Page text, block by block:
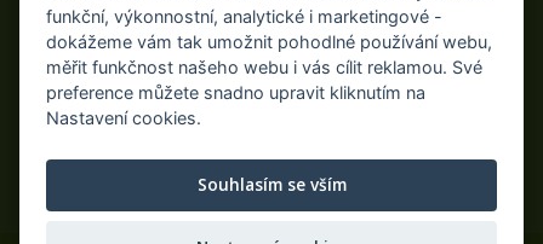
E-mail:info@ama-zahrada.cz
Web:www.ama-zahrada.cz
NAJDETE NÁS TAKÉ NA:
funkční, výkonnostní, analytické i marketingové -
dokážeme vám tak umožnit pohodlné používání webu,
měřit funkčnost našeho webu i vás cílit reklamou. Své
preference můžete snadno upravit kliknutím na
Nastavení cookies.
Souhlasím se vším